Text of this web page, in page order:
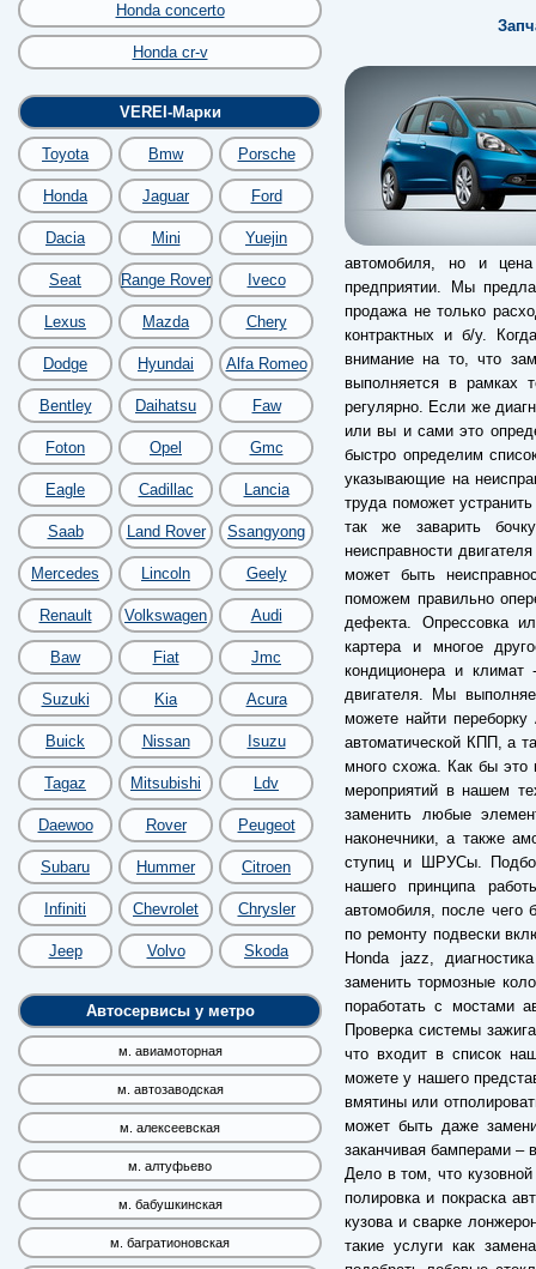
Honda concerto
Honda cr-v
VEREI-Марки
Toyota Bmw Porsche
Honda Jaguar Ford
Dacia Mini Yuejin
Seat Range Rover Iveco
Lexus Mazda Chery
Dodge Hyundai Alfa Romeo
Bentley Daihatsu Faw
Foton Opel Gmc
Eagle Cadillac Lancia
Saab Land Rover Ssangyong
Mercedes Lincoln Geely
Renault Volkswagen Audi
Baw Fiat Jmc
Suzuki Kia Acura
Buick Nissan Isuzu
Tagaz Mitsubishi Ldv
Daewoo Rover Peugeot
Subaru Hummer Citroen
Infiniti Chevrolet Chrysler
Jeep Volvo Skoda
Автосервисы у метро
м. авиамоторная
м. автозаводская
м. алексеевская
м. алтуфьево
м. бабушкинская
м. багратионовская
автомобиля, но и
предприятии. Мы
продажа не только
контрактных и б/у.
внимание на то, что
выполняется в рамках
регулярно. Если же
или вы и сами это
быстро определим
указывающие на
труда поможет
так же заварить
неисправности
может быть
поможем правильно
дефекта. Опрессовка
картера и многое
кондиционера и
двигателя. Мы
можете найти
автоматической КПП, а
много схожа. Как бы это
мероприятий в нашем
заменить любые
наконечники, а также
ступиц и ШРУСы.
нашего принципа
автомобиля, после чего
по ремонту подвески
Honda jazz,
заменить тормозные
поработать с мостами
Проверка системы
что входит в список
можете у нашего
вмятины или
может быть даже
заканчивая бамперами –
Дело в том, что
полировка и покраска
кузова и сварке
такие услуги как